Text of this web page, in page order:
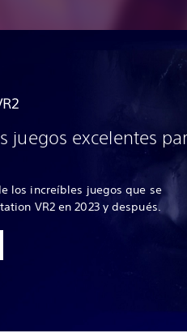
juegos excelentes
los increíbles juegos que se
VR2 en 2023 y después.